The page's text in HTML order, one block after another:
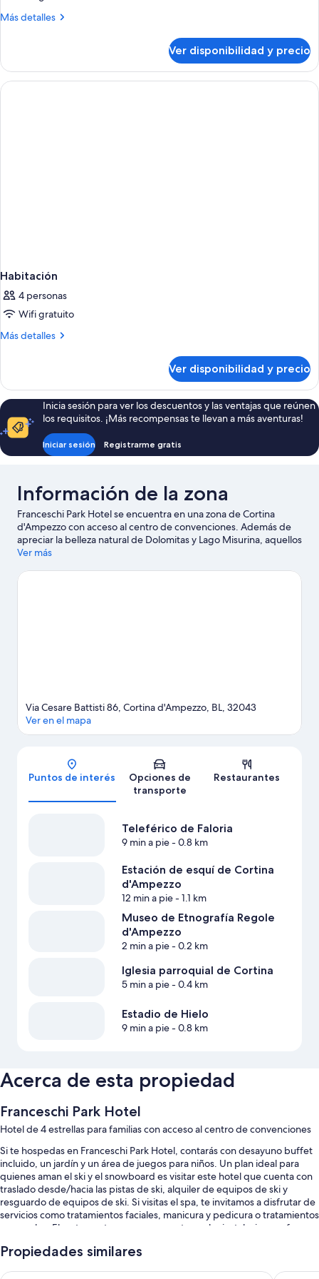
Más detalles
Más
Ver disponibilidad y precio
Habitación
4 personas
Wifi gratuito
Más detalles
Más
Ver disponibilidad y precio
Inicia sesión para ver los descuentos y las ventajas que reúnen
los requisitos. ¡Más recompensas te llevan a más aventuras!
Iniciar sesión Registrarme gratis
Información de la zona
Franceschi Park Hotel se encuentra en una zona de Cortina
d'Ampezzo con acceso al centro de convenciones. Además de
apreciar la belleza natural de Dolomitas y Lago Misurina, aquellos
que deseen hacer una actividad pueden ir a Estación de esquí
hielo de Alleghe, o asiste a un evento o partido en Estadio de
Ver más
Mapa
Via Cesare Battisti 86, Cortina d'Ampezzo, BL, 32043
Ver en el mapa
Puntos de interés
Opciones de
transporte
Restaurantes
Teleférico de Faloria
9 min a pie- 0.8 km
Estación de esquí de Cortina
d'Ampezzo
12 min a pie- 1.1 km
Museo de Etnografía Regole
d'Ampezzo
2 min a pie- 0.2 km
Iglesia parroquial de Cortina
5 min a pie- 0.4 km
Estadio de Hielo
9 min a pie- 0.8 km
Acerca de esta propiedad
Franceschi Park Hotel
Hotel de 4 estrellas para familias con acceso al centro de convenciones
Si te hospedas en Franceschi Park Hotel, contarás con desayuno buffet
incluido, un jardín y un área de juegos para niños. Un plan ideal para
quienes aman el ski y el snowboard es visitar este hotel que cuenta con
traslado desde/hacia las pistas de ski, alquiler de equipos de ski y
resguardo de equipos de ski. Si visitas el spa, te invitamos a disfrutar de
servicios como tratamientos faciales, manicura y pedicura o tratamientos
corporales. El restaurante que se encuentra en las instalaciones ofrece
wifi gratis en la habitación, con una velocidad de 100 Mbps o más (para 1
Propiedades similares